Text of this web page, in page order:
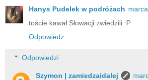
Hanys Pudelek w podróżach
toście kawał Słowacji zwiedzili :P
Odpowiedz
Odpowiedzi
Szymon | zamiedzaidalej